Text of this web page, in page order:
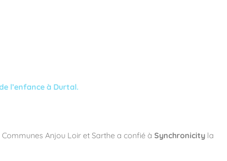
l’enfance à Durtal.
Anjou Loir et Sarthe a confié à Synchronicity la